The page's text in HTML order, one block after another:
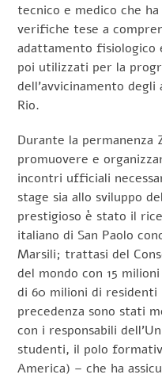
tecnico e medico che
verifiche tese a
adattamento fisiologico
poi utilizzati per la
dell’avvicinamento
Rio.
Durante la permanenza
promuovere e
incontri ufficiali
stage sia allo sviluppo
prestigioso è stato il
italiano di San Paolo
Marsili; trattasi del
del mondo con 15
di 60 milioni di
precedenza sono stati
con i responsabili
studenti, il polo
America) – che ha